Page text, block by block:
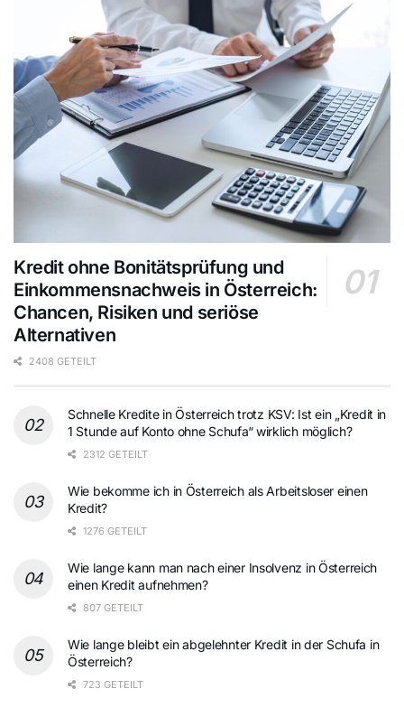
Kredit ohne Bonitätsprüfung und
Einkommensnachweis in Österreich:
Chancen, Risiken und seriöse
Alternativen
2408 GETEILT
Schnelle Kredite in Österreich trotz KSV: Ist ein „Kredit in
1 Stunde auf Konto ohne Schufa“ wirklich möglich?
2312 GETEILT
Wie bekomme ich in Österreich als Arbeitsloser einen
Kredit?
1276 GETEILT
Wie lange kann man nach einer Insolvenz in Österreich
einen Kredit aufnehmen?
807 GETEILT
Wie lange bleibt ein abgelehnter Kredit in der Schufa in
Österreich?
723 GETEILT